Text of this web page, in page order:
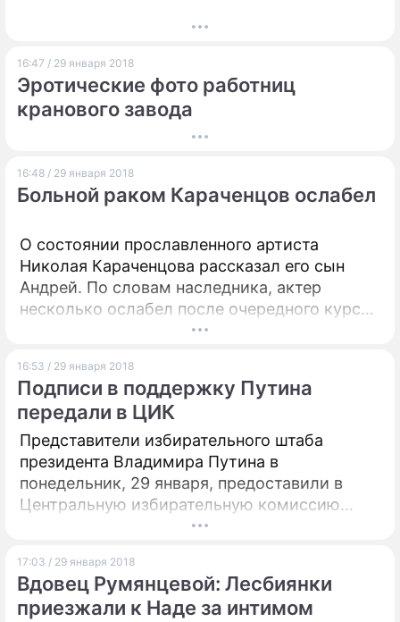
16:47 / 29 января 2018
Эротические фото работниц
кранового завода
16:48 / 29 января 2018
Больной раком Караченцов ослабел
О состоянии прославленного артиста
Николая Караченцова рассказал его сын
Андрей. По словам наследника, актер
несколько ослабел после очередного курса
16:53 / 29 января 2018
Подписи в поддержку Путина
передали в ЦИК
Представители избирательного штаба
президента Владимира Путина в
понедельник, 29 января, предоставили в
Центральную избирательную комиссию
(ЦИК) необходимые подписи для его
главы государства. Уполномоченные
представители принесли в Центризбирком
порядка 30 коробок, где находятся около
17:03 / 29 января 2018
Вдовец Румянцевой: Лесбиянки
приезжали к Наде за интимом